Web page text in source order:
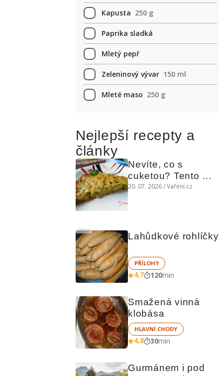
Kapusta 250 g
Paprika sladká
Mletý pepř
Zeleninový vývar 150 ml
Mleté maso 250 g
Nejlepší recepty a
články
Nevíte, co s
cuketou? Tento
levný slaný koláč
20. 07. 2026 / Vaření.cz
Reklama
Lahůdkové rohlíčky
PŘÍLOHY
4,7 120min
Smažená vinná
klobása
HLAVNÍ CHODY
4,8 30min
Gurmánem i pod